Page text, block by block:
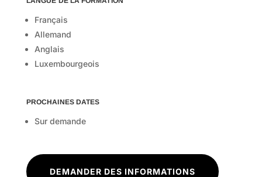
Français
Allemand
Anglais
Luxembourgeois
PROCHAINES DATES
Sur demande
DEMANDER DES INFORMATIONS